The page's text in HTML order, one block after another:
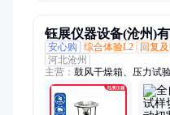
钰展仪器设备(沧州)
安心购
综合体验L2 回复
河北沧州
主营： 鼓风干燥箱、压力试
仪、沥青仪器、检测仪器、
验仪、混凝土抗渗仪、沥青